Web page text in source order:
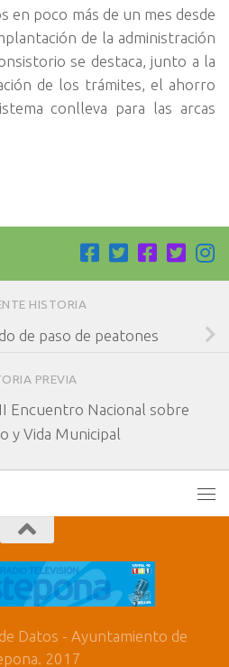
en poco más de un mes desde
de la administración
se destaca, junto a la
de los trámites, el ahorro
conlleva para las arcas
HISTORIA
de paso de peatones
PREVIA
Encuentro Nacional sobre
y Vida Municipal
Datos - Ayuntamiento de
2017